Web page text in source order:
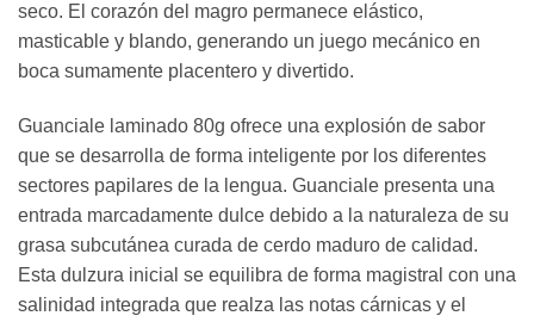
seco. El corazón del magro permanece elástico,
masticable y blando, generando un juego mecánico en
boca sumamente placentero y divertido.
Guanciale laminado 80g ofrece una explosión de sabor
que se desarrolla de forma inteligente por los diferentes
sectores papilares de la lengua. Guanciale presenta una
entrada marcadamente dulce debido a la naturaleza de su
grasa subcutánea curada de cerdo maduro de calidad.
Esta dulzura inicial se equilibra de forma magistral con una
salinidad integrada que realza las notas cárnicas y el